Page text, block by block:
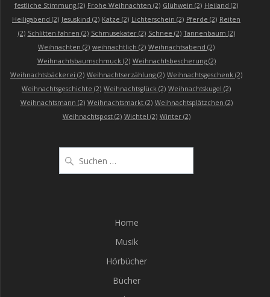
festliche Stimmung (2) Frohe Weihnachten (2) Glühwein (2) Heiland (2)
Heiligabend (2) Jesuskind (2) Katze (2) Lichterschein (2) Pferde (2) Reiten
(2) Schlitten fahren (2) Schmusekater(2) Schnee (2) Tannenbaum (2)
Weihnachten (2) weihnachtlich (2) Weihnachtsabend (2)
Weihnachtsbaumschmuck(2) Weihnachtsbescherung(2)
Weihnachtsbäckerei (2) Weihnachtserzählung (2) Weihnachtsgeschenk (2)
Weihnachtsgeschichte (2) Weihnachtsglück (2) Weihnachtskugel (2)
Weihnachtsmann (2) Weihnachtsmarkt(2) Weihnachtsplätzchen (2)
Weihnachtspost(2) Wichtel (2) Winter(2)
nach:
Home
Musik
Hörbücher
Bücher